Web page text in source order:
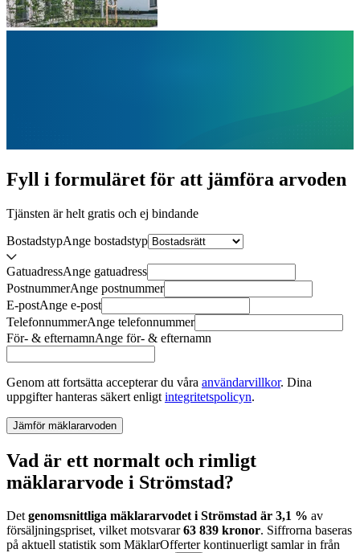
Fyll i formuläret för att jämföra arvoden
Tjänsten är helt gratis och ej bindande
BostadstypAnge bostadstyp
GatuadressAnge gatuadress
PostnummerAnge postnummer
E-postAnge e-post
TelefonnummerAnge telefonnummer
För- & efternamnAnge för- & efternamn
Genom att fortsätta accepterar du våra användarvillkor. Dina
uppgifter hanteras säkert enligt integritetspolicyn.
Jämför mäklararvoden
Vad är ett normalt och rimligt
mäklararvode i Strömstad?
Detgenomsnittliga mäklararvodeti Strömstad är 3,1 % av
försäljningspriset, vilket motsvarar63 839 kronor. Siffrorna baseras
på aktuell statistik som MäklarOfferter kontinuerligt samlar in från